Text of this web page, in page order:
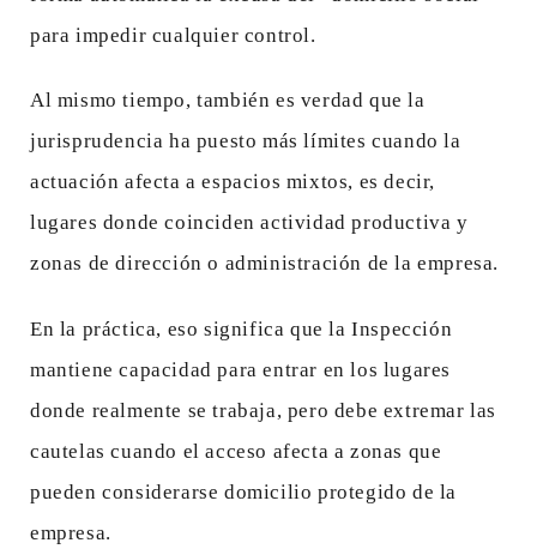
para impedir cualquier control.
Al mismo tiempo, también es verdad que la
jurisprudencia ha puesto más límites cuando la
actuación afecta a espacios mixtos, es decir,
lugares donde coinciden actividad productiva y
zonas de dirección o administración de la empresa.
En la práctica, eso significa que la Inspección
mantiene capacidad para entrar en los lugares
donde realmente se trabaja, pero debe extremar las
cautelas cuando el acceso afecta a zonas que
pueden considerarse domicilio protegido de la
empresa.